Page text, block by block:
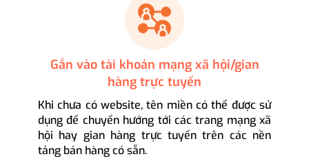
Gắn vào tài khoản mạng xã hội/gian
hàng trực tuyến
Khi chưa có website, tên miền có thể được sử
dụng để chuyển hướng tới các trang mạng xã
hội hay gian hàng trực tuyến trên các nền
tảng bán hàng có sẵn.